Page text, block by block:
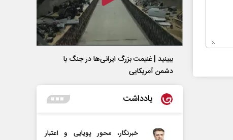
ببینید | غنیمت بزرگ ایرانی‌ها در جنگ با
دشمن آمریکایی
یادداشت
خبرنگار، محور پویایی و اعتبار
دروازه‌بانی اندوه در مسیر امید